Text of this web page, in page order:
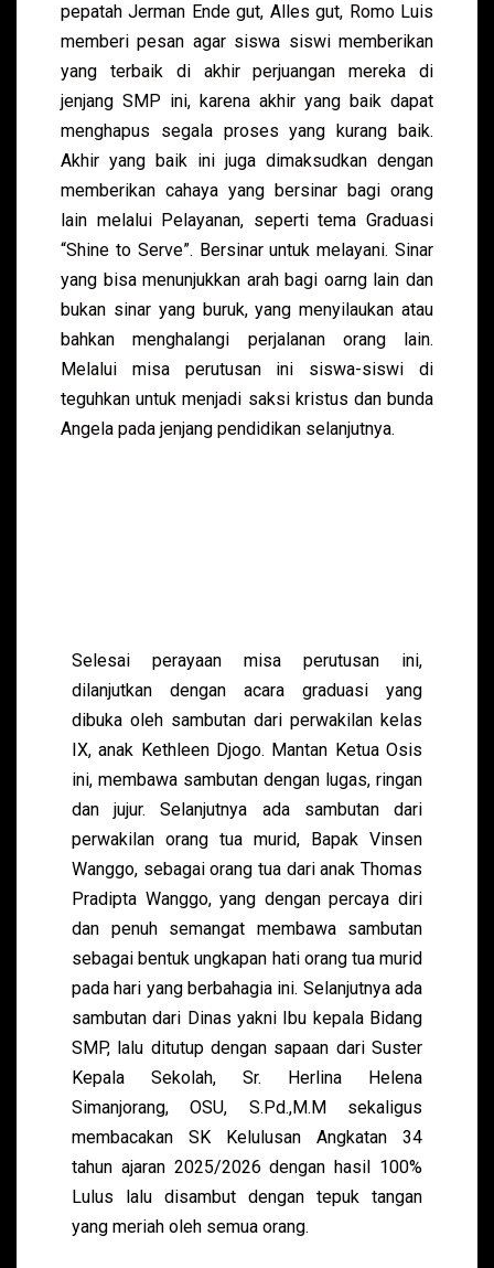
pepatah Jerman Ende gut, Alles gut, Romo Luis
memberi pesan agar siswa siswi memberikan
yang terbaik di akhir perjuangan mereka di
jenjang SMP ini, karena akhir yang baik dapat
menghapus segala proses yang kurang baik.
Akhir yang baik ini juga dimaksudkan dengan
memberikan cahaya yang bersinar bagi orang
lain melalui Pelayanan, seperti tema Graduasi
“Shine to Serve”. Bersinar untuk melayani. Sinar
yang bisa menunjukkan arah bagi oarng lain dan
bukan sinar yang buruk, yang menyilaukan atau
bahkan menghalangi perjalanan orang lain.
Melalui misa perutusan ini siswa-siswi di
teguhkan untuk menjadi saksi kristus dan bunda
Angela pada jenjang pendidikan selanjutnya.
Selesai perayaan misa perutusan ini,
dilanjutkan dengan acara graduasi yang
dibuka oleh sambutan dari perwakilan kelas
IX, anak Kethleen Djogo. Mantan Ketua Osis
ini, membawa sambutan dengan lugas, ringan
dan jujur. Selanjutnya ada sambutan dari
perwakilan orang tua murid, Bapak Vinsen
Wanggo, sebagai orang tua dari anak Thomas
Pradipta Wanggo, yang dengan percaya diri
dan penuh semangat membawa sambutan
sebagai bentuk ungkapan hati orang tua murid
pada hari yang berbahagia ini. Selanjutnya ada
sambutan dari Dinas yakni Ibu kepala Bidang
SMP, lalu ditutup dengan sapaan dari Suster
Kepala Sekolah, Sr. Herlina Helena
Simanjorang, OSU, S.Pd.,M.M sekaligus
membacakan SK Kelulusan Angkatan 34
tahun ajaran 2025/2026 dengan hasil 100%
Lulus lalu disambut dengan tepuk tangan
yang meriah oleh semua orang.